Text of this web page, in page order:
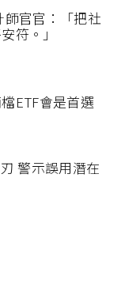
師官官：「把社
符。」
ETF會是首選
警示誤用潛在